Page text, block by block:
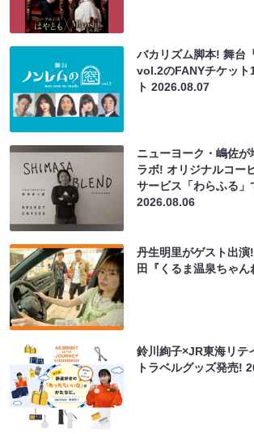
バカリズム脚本! 舞台
vol.2のFANYチケット
ト2026.08.07
ニューヨーク・嶋佐が
ラボ! オリジナルコー
サービス「わらふる」
2026.08.06
丹生明里がゲスト出
田『くるま温泉ちゃ
鈴川絢子×JR東海リテ
トラベルグッズ発売!